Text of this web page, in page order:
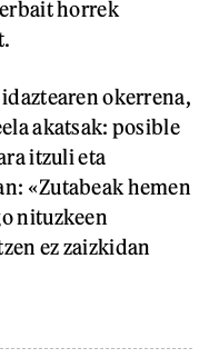
horrek
okerrena,
akatsak: posible
itzuli eta
«Zutabeak hemen
nituzkeen
ez zaizkidan